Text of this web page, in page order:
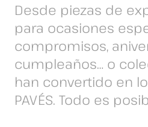
Desde piezas de
para ocasiones
compromisos,
cumpleaños… o
han convertido en
PAVÉS. Todo es